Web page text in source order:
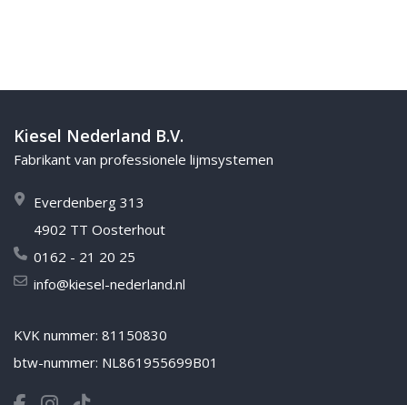
Kiesel Nederland B.V.
Fabrikant van professionele lijmsystemen
Everdenberg 313
4902 TT Oosterhout
0162 - 21 20 25
info@kiesel-nederland.nl
KVK nummer: 81150830
btw-nummer: NL861955699B01